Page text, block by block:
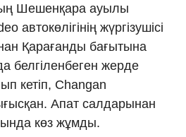
Шешенқара ауылы
автокөлігінің жүргізушісі
Қарағанды бағытына
белгіленбеген жерде
кетіп, Changan
Апат салдарынан
көз жұмды.